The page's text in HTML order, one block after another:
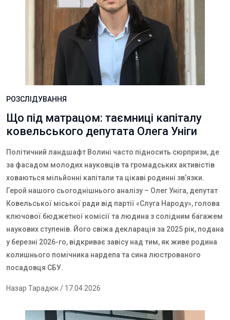
РОЗСЛІДУВАННЯ
Що під матрацом: таємниці капіталу
ковельського депутата Олега Уніги
Політичний ландшафт Волині часто підносить сюрпризи, де
за фасадом молодих науковців та громадських активістів
ховаються мільйонні капітали та цікаві родинні зв’язки.
Герой нашого сьогоднішнього аналізу – Олег Уніга, депутат
Ковельської міської ради від партії «Слуга Народу», голова
ключової бюджетної комісії та людина з солідним багажем
наукових ступенів. Його свіжа декларація за 2025 рік, подана
у березні 2026-го, відкриває завісу над тим, як живе родина
колишнього помічника нардепа та сина люстрованого
посадовця СБУ.
Назар Тарадюк/ 17.04.2026